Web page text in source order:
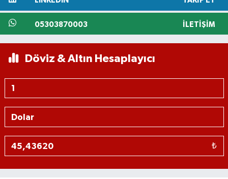
05303870003 İLETIŞIM
Döviz & Altın Hesaplayıcı
₺